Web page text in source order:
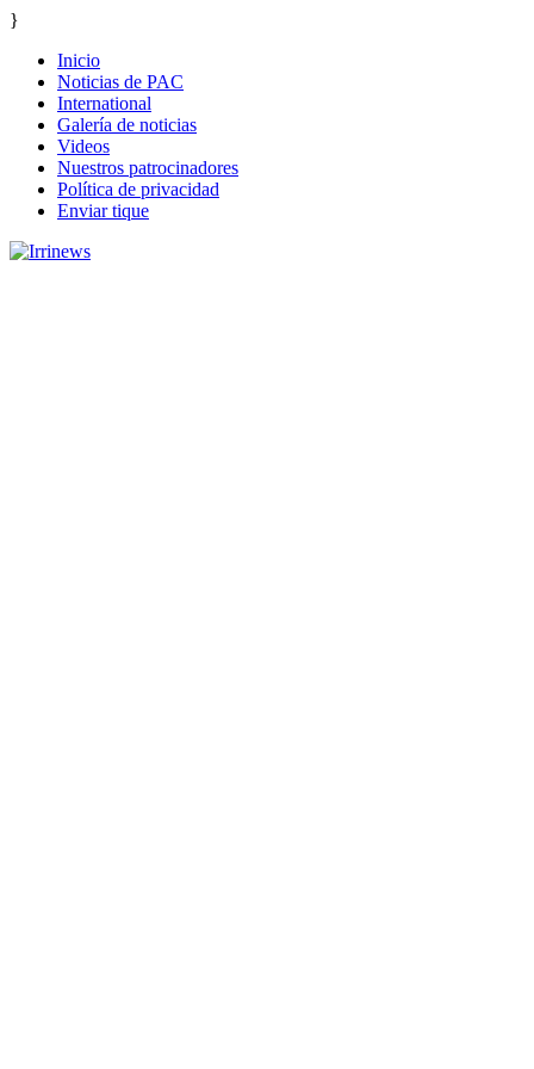
}
Inicio
Noticias de PAC
International
Galería de noticias
Videos
Nuestros patrocinadores
Política de privacidad
Enviar tique